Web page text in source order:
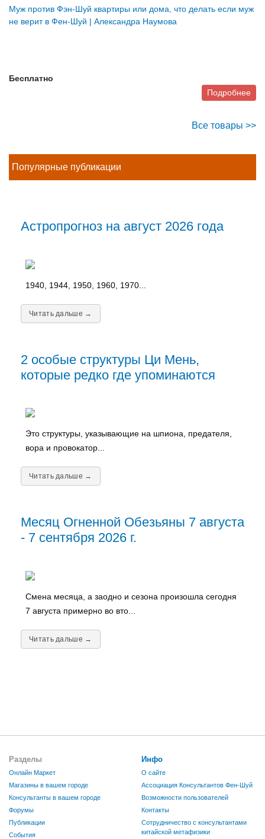
Муж против Фэн-Шуй квартиры или дома, что делать если муж
не верит в Фен-Шуй | Александра Наумова
Бесплатно
Подробнее
Все товары >>
Популярные публикации
Астропрогноз на август 2026 года
1940, 1944, 1950, 1960, 1970...
Читать дальше →
2 особые структуры Ци Мень,
которые редко где упоминаются
Это структуры, указывающие на шпиона, предателя,
вора и провокатор...
Читать дальше →
Месяц Огненной Обезьяны 7 августа
- 7 сентября 2026 г.
Смена месяца, а заодно и сезона произошла сегодня
7 августа примерно во вто...
Читать дальше →
Разделы
Онлайн Маркет
Магазины в вашем городе
Консультанты в вашем городе
Форумы
Публикации
События
Инфо
О сайте
Ассоциация Консультантов Фен-Шуй
Возможности пользователей
Контакты
Сотрудничество с консультантами
китайской метафизики